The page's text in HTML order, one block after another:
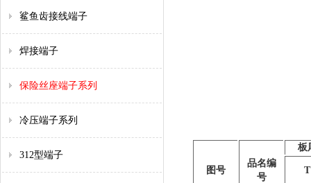
鲨鱼齿接线端子
焊接端子
保险丝座端子系列
冷压端子系列
312型端子
图号
品名编
号
板
T